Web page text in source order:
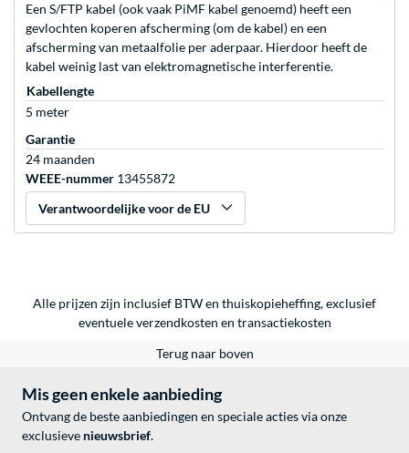
Een S/FTP kabel (ook vaak PiMF kabel genoemd) heeft een
gevlochten koperen afscherming (om de kabel) en een
afscherming van metaalfolie per aderpaar. Hierdoor heeft de
kabel weinig last van elektromagnetische interferentie.
Kabellengte
5 meter
Garantie
24 maanden
WEEE-nummer 13455872
Verantwoordelijke voor de EU
Alle prijzen zijn inclusief BTW en thuiskopieheffing, exclusief
eventueleverzendkosten en transactiekosten
Terug naar boven
Mis geen enkele aanbieding
Ontvang de beste aanbiedingen en speciale acties via onze
exclusieve nieuwsbrief.